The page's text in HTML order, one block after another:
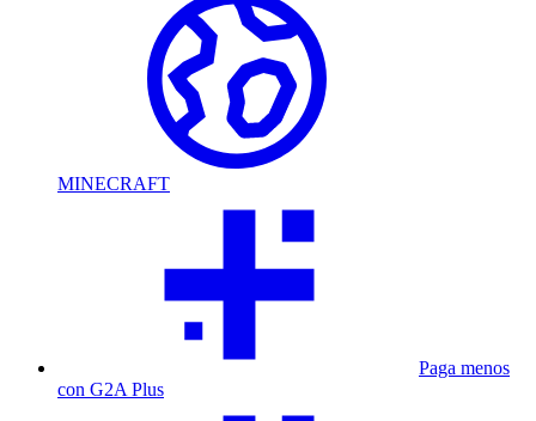
MINECRAFT
Paga menos
con G2A Plus